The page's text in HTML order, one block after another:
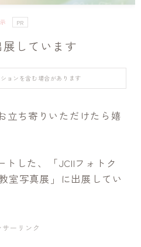
PR
しています
ョンを含む場合があります
立ち寄りいただけたら嬉
した、「JCIIフォトク
室写真展」に出展してい
サーリンク